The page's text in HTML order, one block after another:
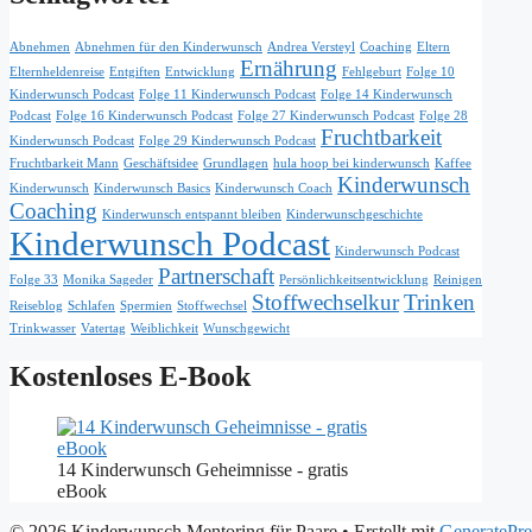
Abnehmen Abnehmen für den Kinderwunsch Andrea Versteyl Coaching Eltern
Elternheldenreise Entgiften Entwicklung Ernährung Fehlgeburt Folge 10
Kinderwunsch Podcast Folge 11 Kinderwunsch Podcast Folge 14 Kinderwunsch
Podcast Folge 16 Kinderwunsch Podcast Folge 27 Kinderwunsch Podcast Folge 28
Kinderwunsch Podcast Folge 29 Kinderwunsch Podcast Fruchtbarkeit
Fruchtbarkeit Mann Geschäftsidee Grundlagen hula hoop bei kinderwunsch Kaffee
Kinderwunsch Kinderwunsch Basics Kinderwunsch Coach Kinderwunsch
Coaching Kinderwunsch entspannt bleiben Kinderwunschgeschichte
Kinderwunsch Podcast Kinderwunsch Podcast
Folge 33 Monika Sageder Partnerschaft Persönlichkeitsentwicklung Reinigen
Reiseblog Schlafen Spermien Stoffwechsel StoffwechselkurTrinken
Trinkwasser Vatertag Weiblichkeit Wunschgewicht
Kostenloses E-Book
14 Kinderwunsch Geheimnisse - gratis
eBook